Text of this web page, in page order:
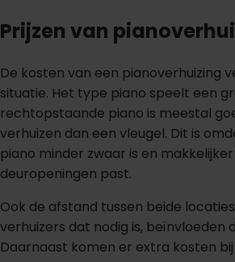
Prijzen van
De kosten van een pianoverhuizing
situatie. Het type piano speelt een
rechtopstaande piano is meestal
verhuizen dan een vleugel. Dit is
piano minder zwaar is en
deuropeningen past.
Ook de afstand tussen beide
verhuizers dat nodig is, beïnvloeden
Daarnaast komen er extra kosten